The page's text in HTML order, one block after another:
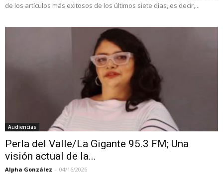
de los artículos más exitosos de los últimos siete días, es decir,...
Audiencias
Perla del Valle/La Gigante 95.3 FM; Una
visión actual de la...
Alpha González - 04/16/2026